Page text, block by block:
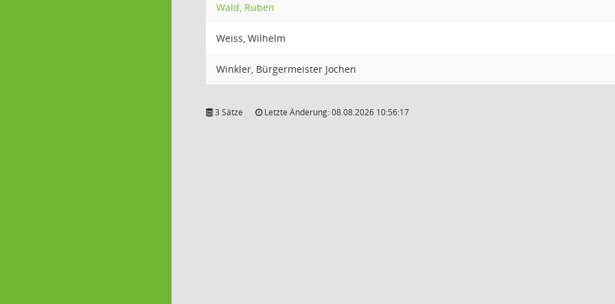
Wald, Ruben
Weiss, Wilhelm
Winkler, Bürgermeister Jochen
3 Sätze Letzte Änderung: 08.08.2026 10:56:17